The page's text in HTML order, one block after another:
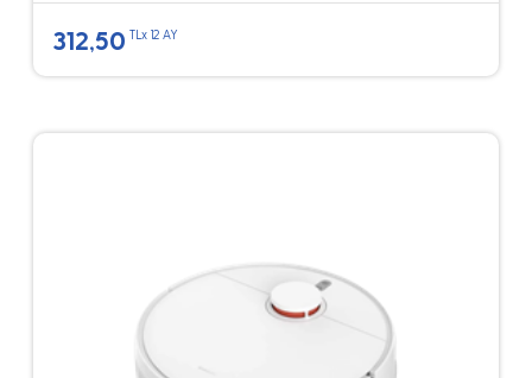
312,50 TLx 12 AY